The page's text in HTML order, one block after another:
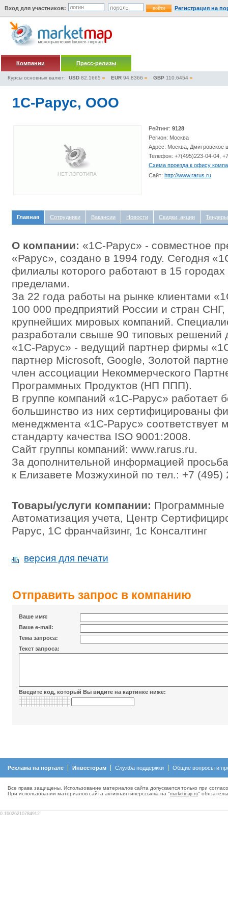
Вход для участников: Регистрация на
Компании Пресс-релизы
Курсы основных валют: USD 82.1665 EUR 94.8366 GBP 110.6454
1С-Рарус, ООО
Рейтинг: 9128
Регион: Москва
Адрес: Москва, Дмитровское
Телефон: +7(495)223-04-04,
Схема проезда к офису
Сайт: http://www.rarus.ru
Главная Сотрудники Вакансии Новости Скидки, акции Тендеры
О компании: «1С-Рарус» - совместное
«Рарус», создано в 1994 году. Сегодня
филиалы которого работают в 15
пределами.
За 22 года работы на рынке клиентами
100 000 предприятий России и стран
крупнейших мировых компаний.
разработали свыше 90 типовых решений
«1С-Рарус» - ведущий партнер фирмы
партнер Microsoft, Google, Золотой
член ассоциации Некоммерческого
Программных Продуктов (НП ППП).
В группе компаний «1С-Рарус» работает
большинство из них сертифицированы
менеджмента «1С-Рарус» соответствует
стандарту качества ISO 9001:2008.
Сайт группы компаний: www.rarus.ru.
За дополнительной информацией
к Елизавете Мозжухиной по тел.: +7
Товары/услуги компании: Программные
Автоматизация учета, Центр
Рарус, 1С франчайзинг, 1c Консалтинг
версия для печати
Отправить запрос в компанию
Ваше имя:
Ваше e-mail:
Тема запроса:
Текст запроса:
Введите код, который Вы видите на картинке ниже:
Реклама на портале Инвесторам Служба поддержки Общие вопросы и
Все права защищены. Использование материалов сайта допускается только при
При использовании материалов сайта активная гиперсcылка на "marketmap.ru"
0.16026210784912